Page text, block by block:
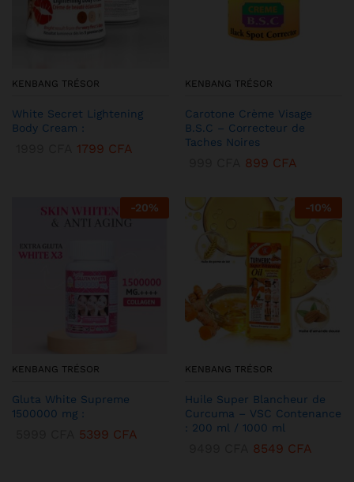
KENBANG TRÉSOR
White Secret Lightening
Body Cream :
1799 CFA
KENBANG TRÉSOR
Carotone Crème Visage
B.S.C – Correcteur de
Taches Noires
899 CFA
-20%
KENBANG TRÉSOR
Gluta White Supreme
1500000 mg :
5399 CFA
-10%
KENBANG TRÉSOR
Huile Super Blancheur de
Curcuma – VSC Contenance
: 200 ml / 1000 ml
8549 CFA